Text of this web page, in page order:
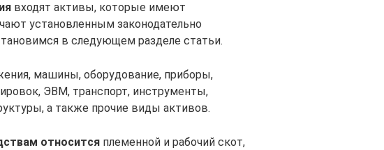
входят активы, которые имеют
установленным законодательно
в следующем разделе статьи.
машины, оборудование, приборы,
ЭВМ, транспорт, инструменты,
а также прочие виды активов.
относится племенной и рабочий скот,